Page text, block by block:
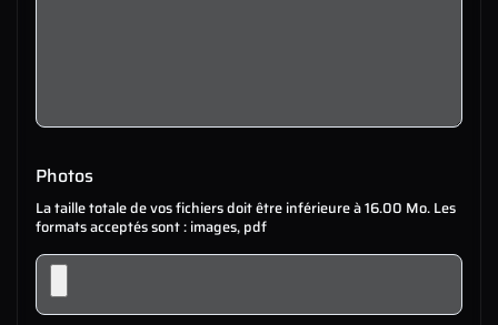
Photos
La taille totale de vos fichiers doit être inférieure à 16.00 Mo. Les
formats acceptés sont : images, pdf